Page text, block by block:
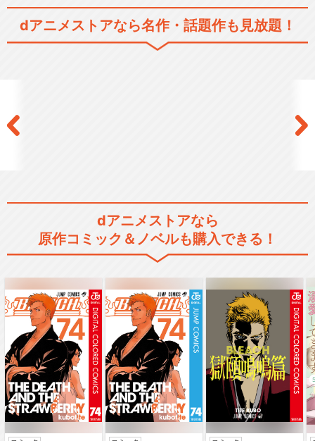
蒼い春/angela
閉じる
dアニメストアなら名作・話題作も見放題！
dアニメストアなら
原作コミック＆ノベルも購入できる！